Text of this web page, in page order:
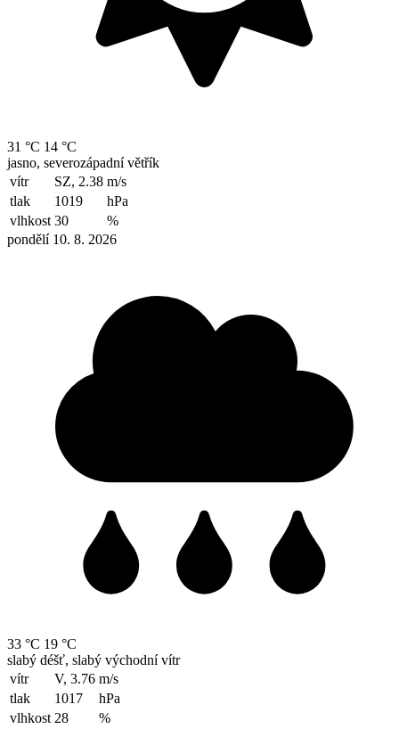
31 °C 14 °C
jasno, severozápadní větřík
vítr
SZ, 2.38 m/s
tlak
1019
hPa
vlhkost 30
%
pondělí 10. 8. 2026
33 °C 19 °C
slabý déšť, slabý východní vítr
vítr
V, 3.76 m/s
tlak
1017
hPa
vlhkost 28
%